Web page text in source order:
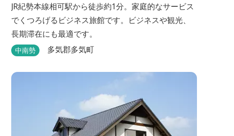
JR紀勢本線相可駅から徒歩約1分。家庭的なサービス
でくつろげるビジネス旅館です。ビジネスや観光、
長期滞在にも最適です。
中南勢 多気郡多気町